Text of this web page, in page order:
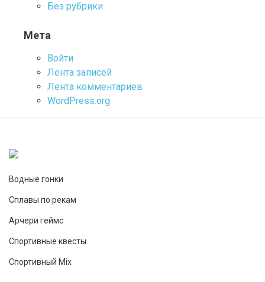
Без рубрики
Мета
Войти
Лента записей
Лента комментариев
WordPress.org
Водные гонки
Сплавы по рекам
Арчери геймс
Спортивные квесты
Спортивный Mix